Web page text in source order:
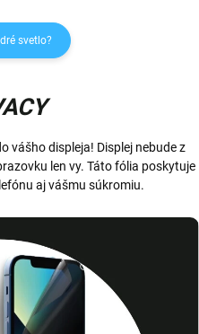
svetlo?
vášho displeja! Displej nebude z
len vy. Táto fólia poskytuje
aj vášmu súkromiu.